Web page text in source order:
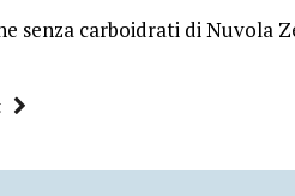
senza carboidrati di Nuvola